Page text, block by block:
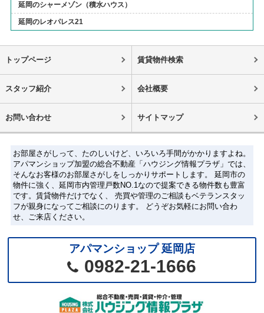
延岡のシャーメゾン（積水ハウス）
延岡のレオパレス21
トップページ 賃貸物件検索
スタッフ紹介 会社概要
お問い合わせ サイトマップ
お部屋さがしって、たのしいけど、いろいろ手間がかかりますよね。
アパマンショップ加盟の総合不動産「ハウジング情報プラザ」では、
そんなお客様のお部屋さがしをしっかりサポートします。 延岡市の
物件に強く、延岡市内管理戸数NO.1なので提案できる物件数も豊富
です。賃貸物件だけでなく、 売買や管理のご相談もベテランスタッ
フが親身になってご相談にのります。 どうぞお気軽にお問い合わ
せ、ご来店ください。
アパマンショップ 延岡店
0982-21-1666